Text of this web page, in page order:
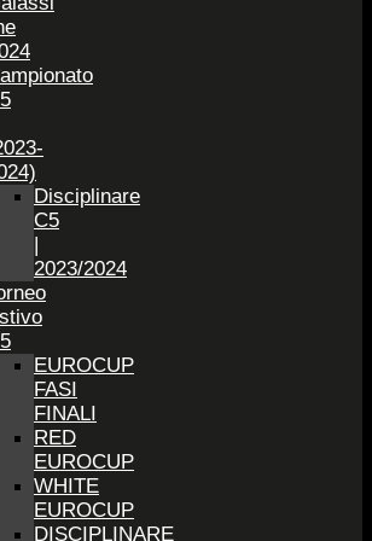
Disciplinare
C5
|
2023/2024
EUROCUP
FASI
FINALI
RED
EUROCUP
WHITE
EUROCUP
DISCIPLINARE